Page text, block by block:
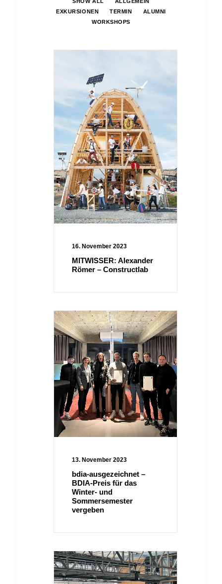
EXKURSIONEN
TERMIN
ALUMNI
WORKSHOPS
16. November 2023
MITWISSER: Alexander
Römer – Constructlab
13. November 2023
bdia-ausgezeichnet –
BDIA-Preis für das
Winter- und
Sommersemester
vergeben